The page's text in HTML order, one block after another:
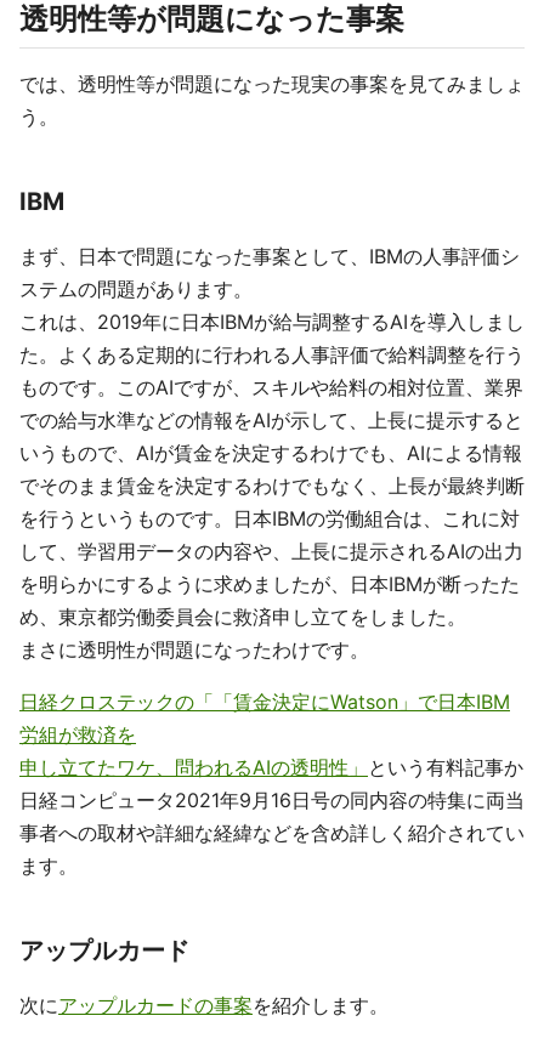
透明性等が問題になった事案
では、透明性等が問題になった現実の事案を見てみましょ
う。
IBM
まず、日本で問題になった事案として、IBMの人事評価シ
ステムの問題があります。
これは、2019年に日本IBMが給与調整するAIを導入しまし
た。よくある定期的に行われる人事評価で給料調整を行う
ものです。このAIですが、スキルや給料の相対位置、業界
での給与水準などの情報をAIが示して、上長に提示すると
いうもので、AIが賃金を決定するわけでも、AIによる情報
でそのまま賃金を決定するわけでもなく、上長が最終判断
を行うというものです。日本IBMの労働組合は、これに対
して、学習用データの内容や、上長に提示されるAIの出力
を明らかにするように求めましたが、日本IBMが断ったた
め、東京都労働委員会に救済申し立てをしました。
まさに透明性が問題になったわけです。
日経クロステックの「「賃金決定にWatson」で日本IBM
労組が救済を
申し立てたワケ、問われるAIの透明性」 という有料記事か
日経コンピュータ2021年9月16日号の同内容の特集に両当
事者への取材や詳細な経緯などを含め詳しく紹介されてい
ます。
アップルカード
次にアップルカードの事案を紹介します。